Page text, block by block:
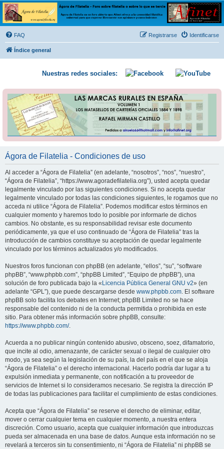
Ágora de Filatelia
Foro sobre filatelia o sobre lo que se tercie. Ágora de Filatelia es un foro abierto que Afinet
ofrece a la comunidad filatélica universal para que exprese libremente sus opiniones y
conocimientos
FAQ Identificarse
Registrarse
Índice general
Nuestras redes sociales:
Ágora de Filatelia - Condiciones de uso
Al acceder a “Ágora de Filatelia” (en adelante, “nosotros”, “nos”, “nuestro”,
“Ágora de Filatelia”, “https://www.agoradefilatelia.org”), usted acepta quedar
legalmente vinculado por las siguientes condiciones. Si no acepta quedar
legalmente vinculado por todas las condiciones siguientes, le rogamos que no
acceda ni utilice “Ágora de Filatelia”. Podemos modificar estos términos en
cualquier momento y haremos todo lo posible por informarle de dichos
cambios. No obstante, es su responsabilidad revisar este documento
periódicamente, ya que el uso continuado de “Ágora de Filatelia” tras la
introducción de cambios constituye su aceptación de quedar legalmente
vinculado por los términos actualizados y/o modificados.
Nuestros foros funcionan con phpBB (en adelante, “ellos”, “su”, “software
phpBB”, “www.phpbb.com”, “phpBB Limited”, “Equipo de phpBB”), una
solución de foro publicada bajo la « Licencia Pública General GNU v2» (en
adelante “GPL”), que puede descargarse desde www.phpbb.com. El software
phpBB solo facilita los debates en Internet; phpBB Limited no se hace
responsable del contenido ni de la conducta permitida o prohibida en este
sitio. Para obtener más información sobre phpBB, consulte:
https://www.phpbb.com/.
Acuerda a no publicar ningún contenido abusivo, obsceno, soez, difamatorio,
que incite al odio, amenazante, de carácter sexual o ilegal de cualquier otro
modo, ya sea según la legislación de su país, la del país en el que se aloja
“Ágora de Filatelia” o el derecho internacional. Hacerlo podría dar lugar a tu
expulsión inmediata y permanente, con notificación a tu proveedor de
servicios de Internet si lo consideramos necesario. Se registra la dirección IP
de todas las publicaciones para facilitar el cumplimiento de estas condiciones.
Acepta que “Ágora de Filatelia” se reserve el derecho de eliminar, editar,
mover o cerrar cualquier tema en cualquier momento, a nuestra entera
discreción. Como usuario, acepta que cualquier información que introduzcas
pueda ser almacenada en una base de datos. Aunque esta información no se
revelará a terceros sin tu consentimiento, ni “Ágora de Filatelia” ni phpBB se